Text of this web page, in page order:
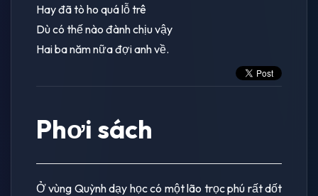
Hay đã tò ho quá lỗ trê
Dù có thế nào đành chịu vậy
Hai ba năm nữa đợi anh về.
Phơi sách
Ở vùng Quỳnh dạy học có một lão trọc phú rất dốt